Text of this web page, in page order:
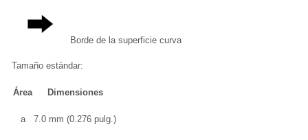
Borde de la superficie curva
Tamaño estándar:
Área Dimensiones
a 7.0 mm (0.276 pulg.)